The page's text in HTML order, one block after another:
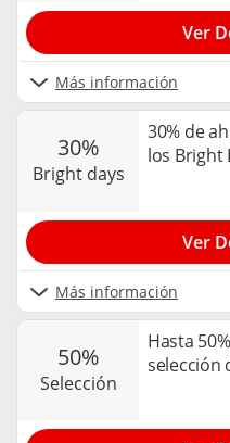
Más información
Ver
30%
bright days
30% de
los Bright
Más información
Ver
50%
selección
Hasta
selección